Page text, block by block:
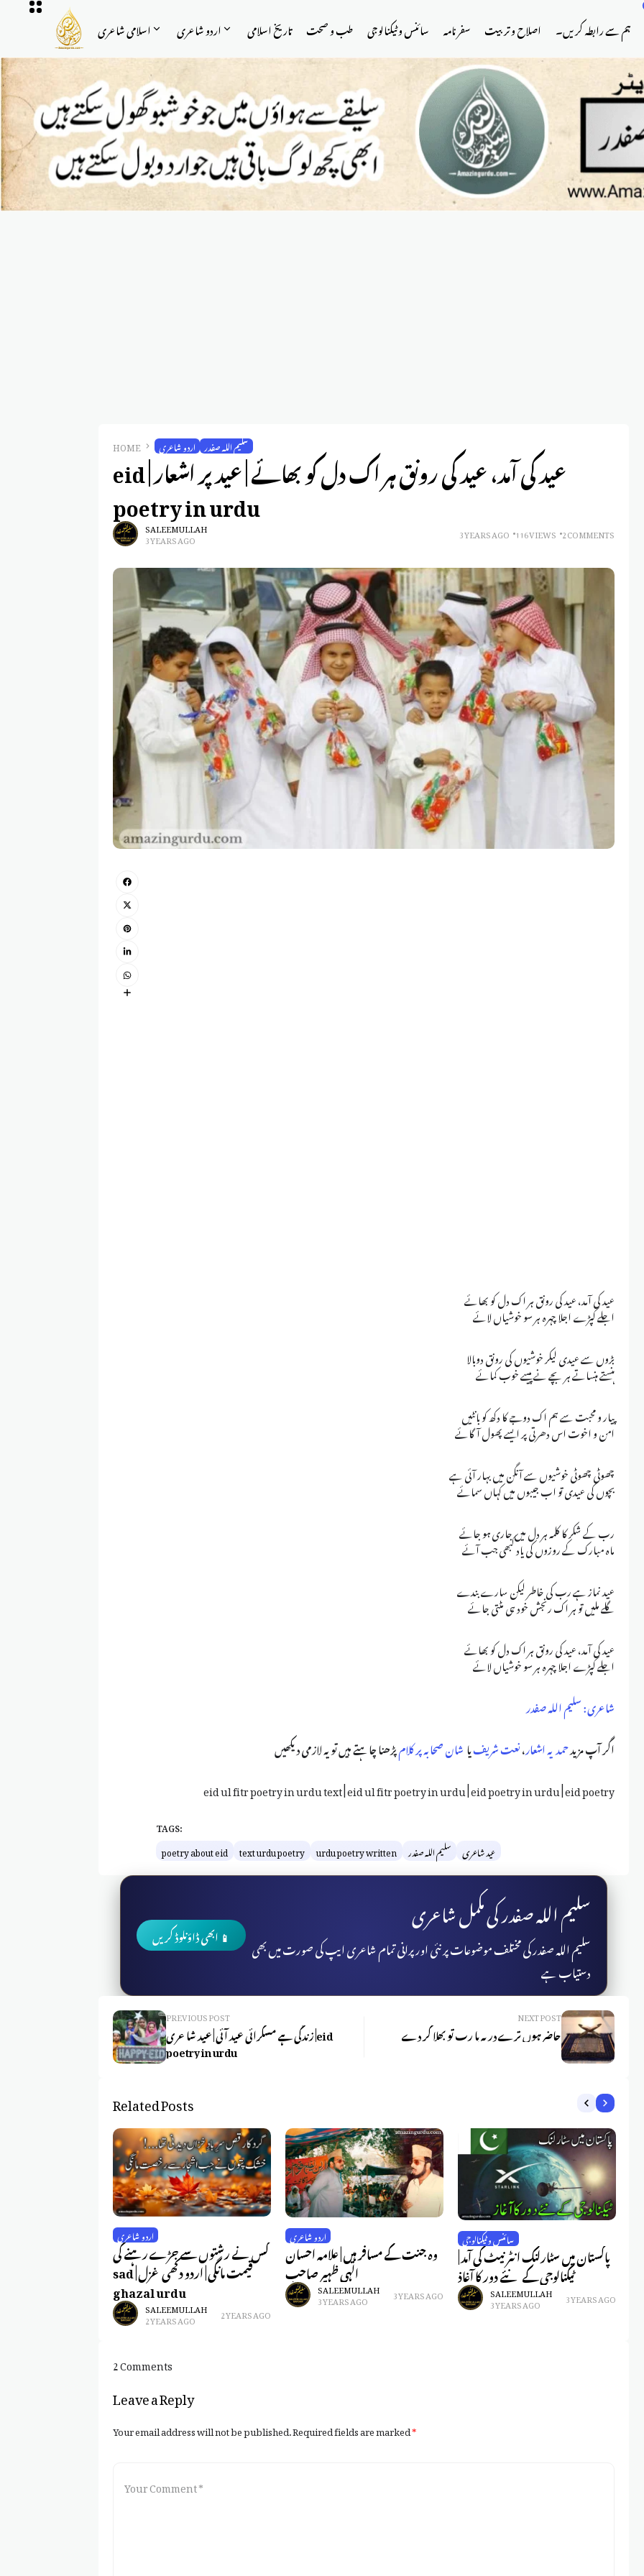
اسلامی شاعری اردو شاعری تاریخ اسلامی طب و صحت سائنس و ٹیکنالوجی سفر نامہ اصلاح و تربیت ہم سے رابطہ کریں۔
HOME اردو شاعری سلیم اللہ صفدر عید کی آمد، عید کی رونق ہر اک دل کو بھائے | عید پر اشعار | eid
poetry in urdu
SALEEM ULLAH
3 YEARS AGO 3 YEARS AGO 116 VIEWS 2 COMMENTS
عید کی آمد، عید کی رونق ہر اک دل کو بھائے
اجلے کپڑے اجلا چہرہ ہر سو خوشیاں لائے
بڑوں سے عیدی لیکر خوشیوں کی رونق دوبالا
ہنستے ہنساتے ہر بچے نے پیسے خوب کمائے
پیار و محبت سے ہم اک دوجے کا دکھ کو بانٹیں
امن و اخوت اس دھرتی پر ایسے پھول آگائے
چھوٹی چھوٹی خوشیوں سے آنگن میں بہار آئی ہے
بچوں کی عیدی تو اب جیبوں میں کہاں سمائے
رب کے شکر کا کلمہ ہر دل میں جاری ہو جائے
ماہ مبارک کے روزوں کی یاد کبھی جب آئے
عید نماز ہے رب کی خاطر لیکن سارے بندے
گلے ملیں تو ہر اک رنجش خود ہی مٹتی جائے
عید کی آمد، عید کی رونق ہر اک دل کو بھائے
اجلے کپڑے اجلا چہرہ ہر سو خوشیاں لائے
شاعری : سلیم اللہ صفدر
اگر آپ مزیدحمدیہ اشعار،نعت شریفیاشان صحابہ پر کلامپڑھنا چاہتے ہیں تو یہ لازمی دیکھیں
eid ul fitr poetry in urdu text | eid ul fitr poetry in urdu | eid poetry in urdu | eid poetry
TAGS:
poetry about eid text urdu poetry urdu poetry written سلیم اللہ صفدر عید شاعری
سلیم اللہ صفدر کی مکمل شاعری
سلیم اللہ صفدر کی مختلف موضوعات پر نئی اور پرانی تمام شاعری ایپ کی صورت میں بھی
دستیاب ہے
📱 ابھی ڈاؤنلوڈ کریں
PREVIOUS POST
زندگی ہے مسکرائی عید آئی | عید شاعری |eid
poetry in urdu
NEXT POST
حاضر ہوں ترے در پہ یا رب تو بھلا کر دے
Related Posts
اردو شاعری
کس نے رشتوں سے جڑے رہنے کی
قیمت مانگی | اردو دکھی غزل | sad
ghazal urdu
SALEEM ULLAH
2 YEARS AGO 2 YEARS AGO
اردو شاعری
وہ جنت کے مسافر ہیں | علامہ احسان
الہی ظہیر صاحب
SALEEM ULLAH
3 YEARS AGO 3 YEARS AGO
سائنس و ٹیکنالوجی
پاکستان میں سٹارلنک انٹرنیٹ کی آمد |
ٹیکنالوجی کے نئے دور کا آغاذ
SALEEM ULLAH
3 YEARS AGO 3 YEARS AGO
2 Comments
Leave a Reply
Your email address will not be published.Required fields are marked*